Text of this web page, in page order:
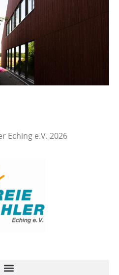
Eching e.V. 2026